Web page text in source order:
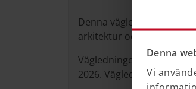
Denna
Vi
Denna vägledning togs
arkitektur och gestaltad
Vägledningen var
2026. Vägledningen